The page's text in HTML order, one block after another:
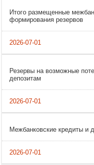
Итого размещенные
формирования резервов
Резервы на возможные
депозитам
Межбанковские кредиты и